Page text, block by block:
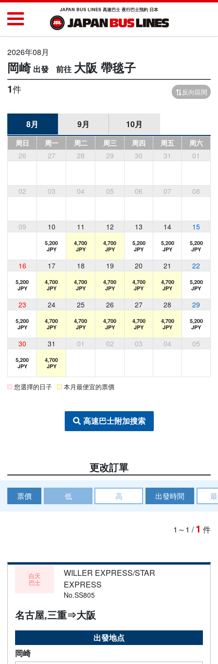
JAPAN BUS LINES 高速巴士 夜行巴士預約 日本
2026年08月
岡崎 大阪 帶毯子
1件 反向區間
8月 9月 10月
周日 周一 周二 周三 周四 周五
周六
26
27 28 29 30 31 01
02 03 04 05 06 07 08
09 10 11 12 13 14 15
5,200
JPY
4,700
JPY
4,700
JPY
5,200
JPY
5,200
JPY
5,200
JPY
16 17 18 19 20 21 22
5,200
JPY
4,700
JPY
4,700
JPY
4,700
JPY
4,700
JPY
4,700
JPY
5,200
JPY
23 24 25 26 27 28 29
5,200
JPY
4,700
JPY
4,700
JPY
4,700
JPY
4,700
JPY
4,700
JPY
5,200
JPY
30 31 01 02 03 04 05
5,200
JPY
4,700
JPY
您選擇的日子 本月最便宜的票價
高速巴士附加搜索
更改訂單
票價 低 高 出發時間
1～1 /1 件
白天
巴士
WILLER EXPRESS/STAR
EXPRESS
No.SS805
名古屋,三重⇒大阪
出發地点
岡崎